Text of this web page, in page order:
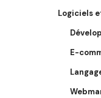
Logiciels
E-